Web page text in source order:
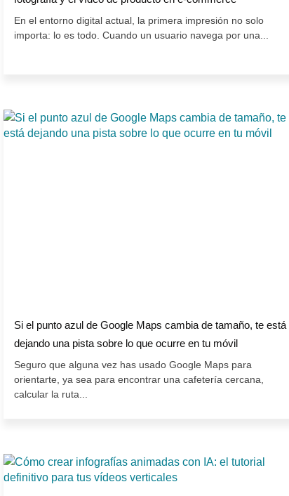
En el entorno digital actual, la primera impresión no solo
importa: lo es todo. Cuando un usuario navega por una...
Si el punto azul de Google Maps cambia de tamaño, te está
dejando una pista sobre lo que ocurre en tu móvil
Seguro que alguna vez has usado Google Maps para
orientarte, ya sea para encontrar una cafetería cercana,
calcular la ruta...